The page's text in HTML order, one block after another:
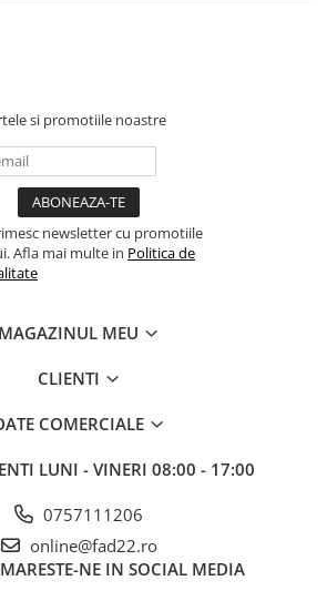
si stechere
si promotiile noastre
newsletter cu promotiile
Afla mai multe in Politica de
MAGAZINUL MEU
CLIENTI
COMERCIALE
LUNI - VINERI 08:00 - 17:00
0757111206
online@fad22.ro
NE IN SOCIAL MEDIA